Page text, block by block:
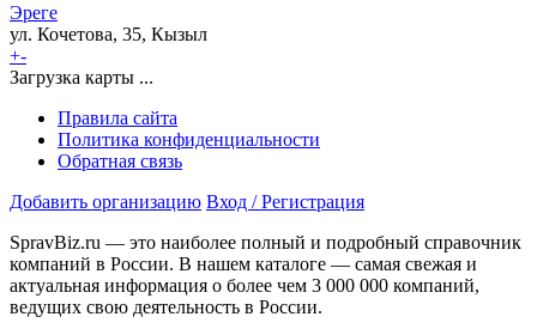
Эреге
ул. Кочетова, 35, Кызыл
+-
Загрузка карты ...
Правила сайта
Политика конфиденциальности
Обратная связь
Добавить организацию Вход / Регистрация
SpravBiz.ru — это наиболее полный и подробный справочник
компаний в России. В нашем каталоге — самая свежая и
актуальная информация о более чем 3 000 000 компаний,
ведущих свою деятельность в России.